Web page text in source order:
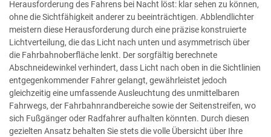
Herausforderung des Fahrens bei Nacht löst: klar sehen zu können,
ohne die Sichtfähigkeit anderer zu beeinträchtigen. Abblendlichter
meistern diese Herausforderung durch eine präzise konstruierte
Lichtverteilung, die das Licht nach unten und asymmetrisch über
die Fahrbahnoberfläche lenkt. Der sorgfältig berechnete
Abschneidewinkel verhindert, dass Licht nach oben in die Sichtlinien
entgegenkommender Fahrer gelangt, gewährleistet jedoch
gleichzeitig eine umfassende Ausleuchtung des unmittelbaren
Fahrwegs, der Fahrbahnrandbereiche sowie der Seitenstreifen, wo
sich Fußgänger oder Radfahrer aufhalten könnten. Durch diesen
gezielten Ansatz behalten Sie stets die volle Übersicht über Ihre